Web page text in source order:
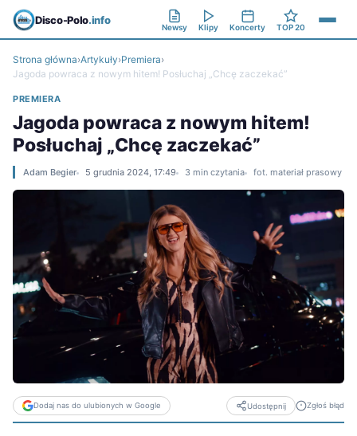
Disco-Polo.info
Newsy Klipy Koncerty TOP 20
Strona główna›Artykuły›Premiera›
Jagoda powraca z nowym hitem! Posłuchaj „Chcę zaczekać”
PREMIERA
Jagoda powraca z nowym hitem!
Posłuchaj „Chcę zaczekać”
Adam Begier 5 grudnia 2024, 17:49 3 min czytania fot. materiał prasowy
Dodaj nas do ulubionych w Google Udostępnij Zgłoś błąd